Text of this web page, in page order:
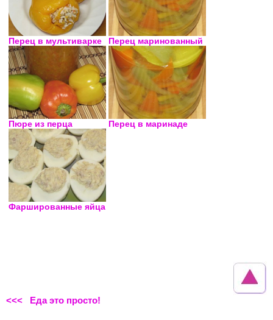
Перец в мультиварке Перец маринованный
Пюре из перца Перец в маринаде
Фаршированные яйца
<<< Еда это просто!